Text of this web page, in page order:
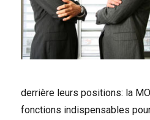
derrière leurs positions: la
fonctions indispensables